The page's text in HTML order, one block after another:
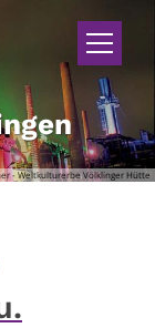
- Weltkulturerbe Völklinger Hütte